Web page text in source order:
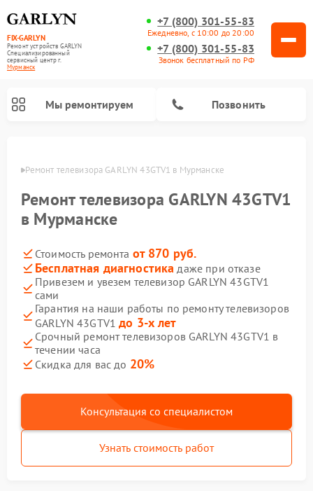
FIX-GARLYN
Ремонт устройств GARLYN
Специализированный
cервисный центр г.
Мурманск
+7 (800) 301-55-83
Ежедневно, с 10:00 до 20:00
+7 (800) 301-55-83
Звонок бесплатный по РФ
Мы ремонтируем Позвонить
Ремонт телевизора GARLYN 43GTV1 в Мурманске
Ремонт телевизора GARLYN 43GTV1
в Мурманске
Стоимость ремонта от 870 руб.
Бесплатная диагностика даже при отказе
Привезем и увезем телевизор GARLYN 43GTV1
сами
Гарантия на наши работы по ремонту телевизоров
GARLYN 43GTV1до 3-х лет
Срочный ремонт телевизоров GARLYN 43GTV1 в
течении часа
Скидка для вас до 20%
Консультация со специалистом
Узнать стоимость работ